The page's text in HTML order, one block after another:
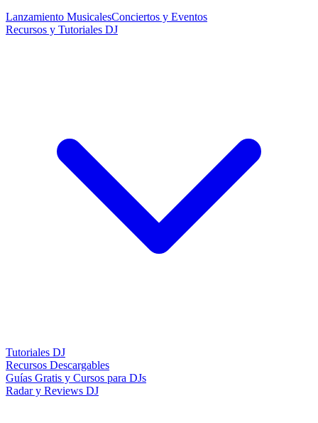
Lanzamiento MusicalesConciertos y Eventos
Recursos y Tutoriales DJ
Tutoriales DJ
Recursos Descargables
Guías Gratis y Cursos para DJs
Radar y Reviews DJ